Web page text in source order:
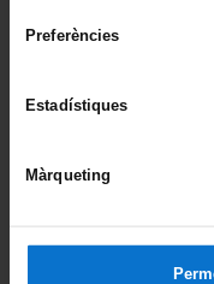
Preferències
Estadístiques
Màrqueting
Pòdcast